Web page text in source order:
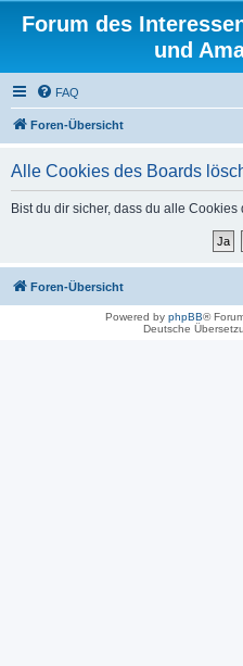
Forum des
und
FAQ
Foren-Übersicht
Alle Cookies des Boards
Bist du dir sicher, dass du alle
Foren-Übersicht
Powered by phpBB®
Deutsche